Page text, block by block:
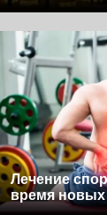
Лечение
время новых